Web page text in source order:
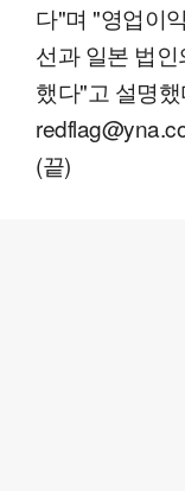
다"며 "영업이
선과 일본 법
했다"고 설명
(끝)